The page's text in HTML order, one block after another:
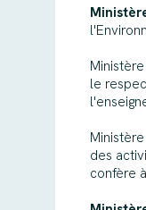
le
des
confère